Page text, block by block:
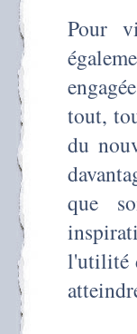
Pour
tout,
du
que
l'utilité